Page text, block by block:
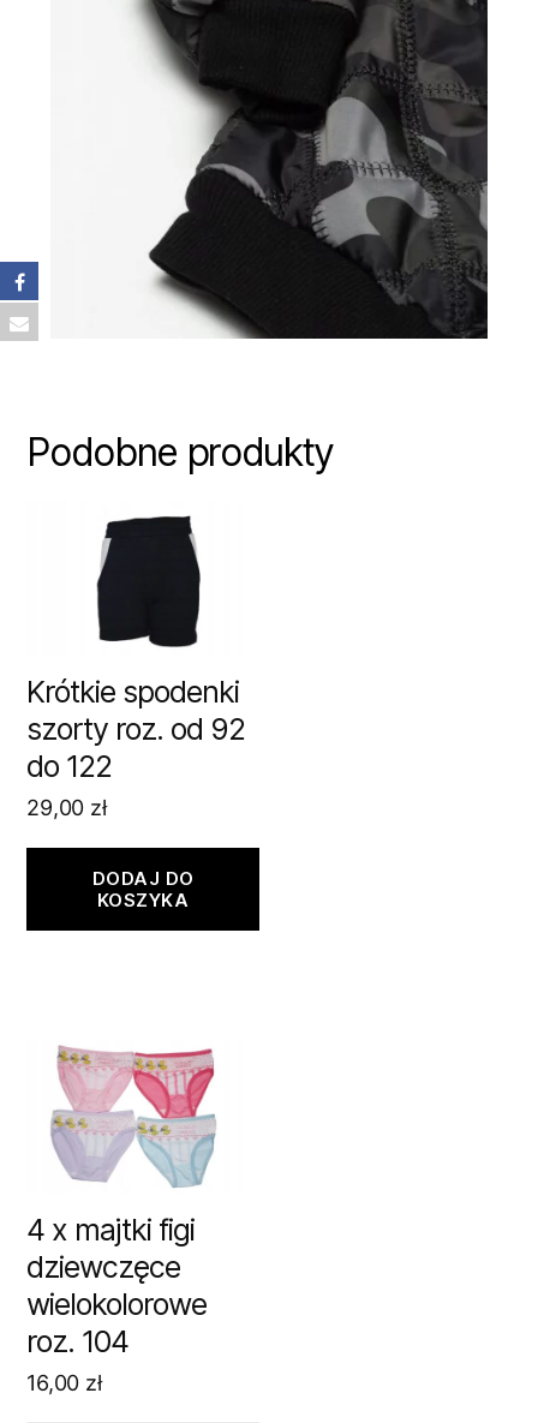
Podobne produkty
Krótkie spodenki
szorty roz. od 92
do 122
29,00 zł
DODAJ DO
KOSZYKA
4 x majtki figi
dziewczęce
wielokolorowe
roz. 104
16,00 zł